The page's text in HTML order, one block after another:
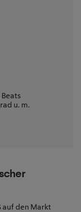
u. m.
auf den Markt